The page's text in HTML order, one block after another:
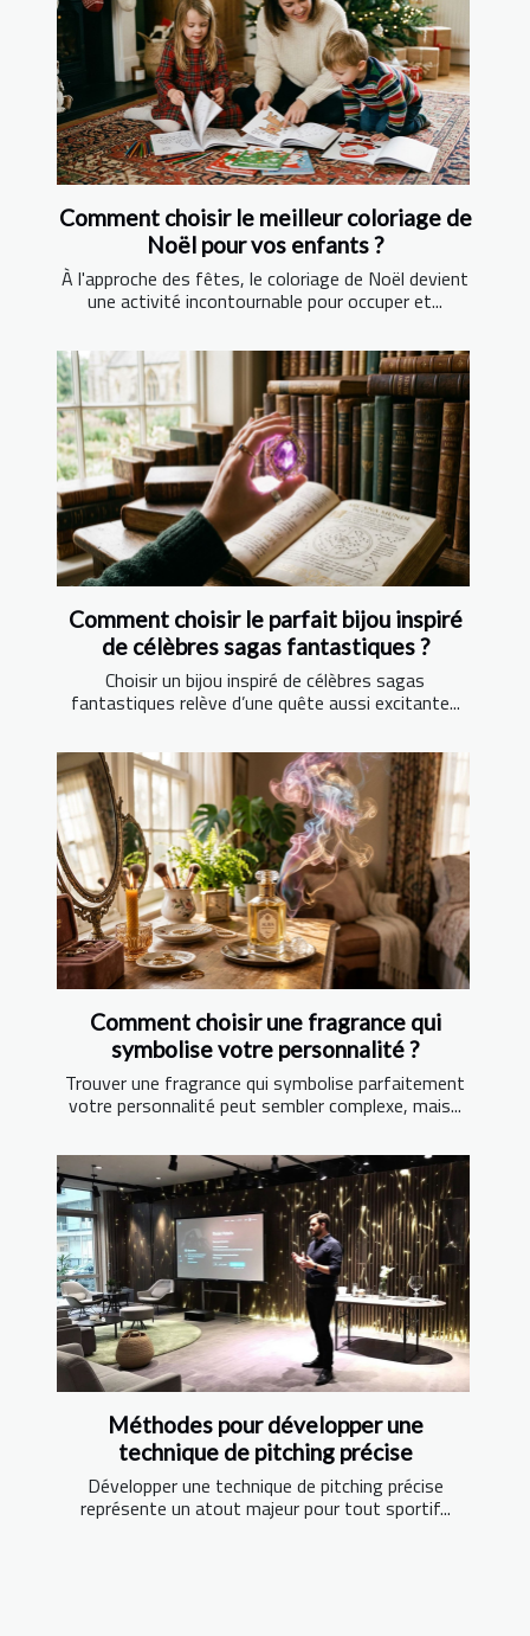
Comment choisir le meilleur coloriage de
Noël pour vos enfants ?
À l'approche des fêtes, le coloriage de Noël devient
une activité incontournable pour occuper et...
Comment choisir le parfait bijou inspiré
de célèbres sagas fantastiques ?
Choisir un bijou inspiré de célèbres sagas
fantastiques relève d’une quête aussi excitante...
Comment choisir une fragrance qui
symbolise votre personnalité ?
Trouver une fragrance qui symbolise parfaitement
votre personnalité peut sembler complexe, mais...
Méthodes pour développer une
technique de pitching précise
Développer une technique de pitching précise
représente un atout majeur pour tout sportif...